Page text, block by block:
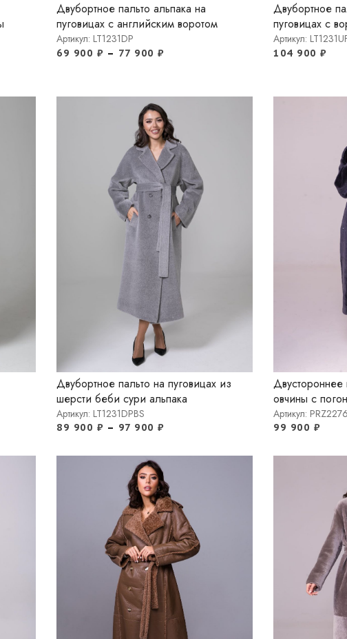
Двубортное пальто альпака на
пуговицах с английским воротом
Артикул: LT1231DP
69 900 ₽ – 77 900 ₽
Двубортное
пуговицах с
Артикул:
104 900 ₽
Двубортное пальто на пуговицах из
шерсти беби сури альпака
Артикул: LT1231DPBS
89 900 ₽ – 97 900 ₽
Двустороннее
овчины с
Артикул:
99 900 ₽